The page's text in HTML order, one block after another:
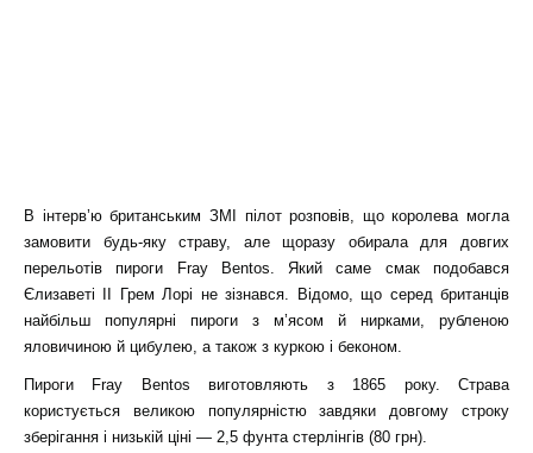
В інтерв’ю британським ЗМІ пілот розповів, що королева могла
замовити будь-яку страву, але щоразу обирала для довгих
перельотів пироги Fray Bentos. Який саме смак подобався
Єлизаветі II Грем Лорі не зізнався. Відомо, що серед британців
найбільш популярні пироги з м’ясом й нирками, рубленою
яловичиною й цибулею, а також з куркою і беконом.
Пироги Fray Bentos виготовляють з 1865 року. Страва
користується великою популярністю завдяки довгому строку
зберігання і низькій ціні — 2,5 фунта стерлінгів (80 грн).